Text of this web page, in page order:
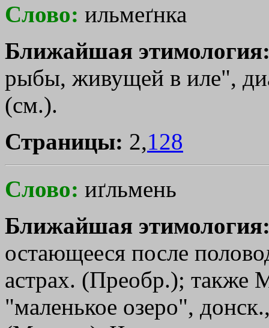
Слово: ильмеґнка
Ближайшая
рыбы, живущей в иле",
(см.).
Страницы: 2,128
Слово: иґльмень
Ближайшая
остающееся после
астрах. (Преобр.); также
"маленькое озеро",